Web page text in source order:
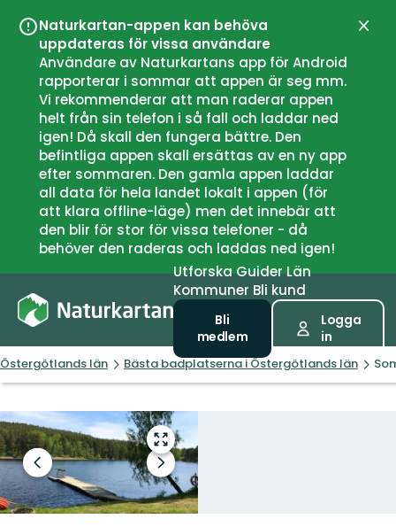
Naturkartan-appen kan behöva
uppdateras för vissa användare
Användare av Naturkartans app för Android
rapporterar i sommar att appen är seg mm.
Vi rekommenderar att man raderar appen
helt från sin telefon i så fall och laddar ned
igen! Då skall den fungera bättre. Den
befintliga appen skall ersättas av en ny app
efter sommaren. Den gamla appen laddar
all data för hela landet lokalt i appen (för
att klara offline-läge) men det innebär att
den blir för stor för vissa telefoner - då
behöver den raderas och laddas ned igen!
UtforskaGuiderLän
Kommuner Bli kund
Bli
medlem
Logga
in
Östergötlands län Bästa badplatserna i Östergötlands län
Gå
till
helskärmsläge
Föregående
bild
Nästa
bildspel